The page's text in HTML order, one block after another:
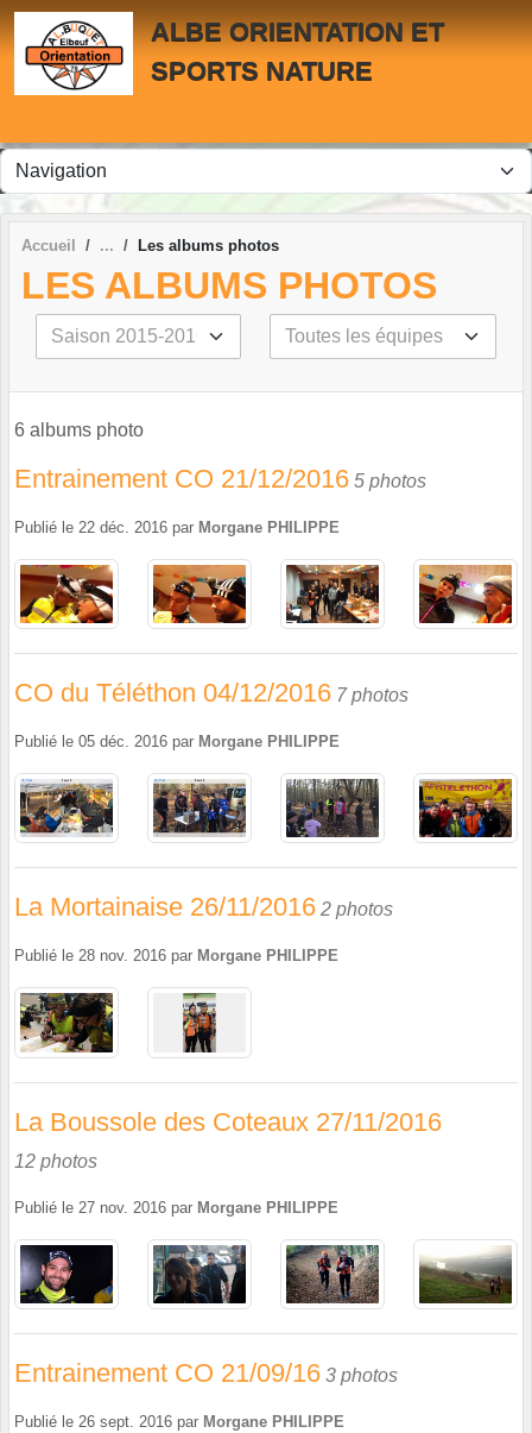
ALBE ORIENTATION ET
SPORTS NATURE
Accueil Les albums photos
LES ALBUMS PHOTOS
6 albums photo
Entrainement CO 21/12/2016 5 photos
Publié le 22 déc. 2016 par Morgane PHILIPPE
CO du Téléthon 04/12/2016 7 photos
Publié le 05 déc. 2016 par Morgane PHILIPPE
La Mortainaise 26/11/2016 2 photos
Publié le 28 nov. 2016 par Morgane PHILIPPE
La Boussole des Coteaux 27/11/2016
12 photos
Publié le 27 nov. 2016 par Morgane PHILIPPE
Entrainement CO 21/09/16 3 photos
Publié le 26 sept. 2016 par Morgane PHILIPPE
Panneau de gestion des cookies